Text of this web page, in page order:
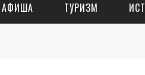
АФИША ТУРИЗМ